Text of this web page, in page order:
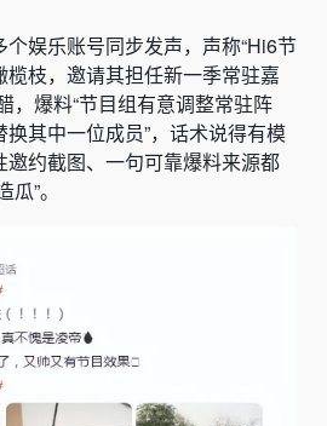
娱乐账号同步发声，声称“Hi6节
榄枝，邀请其担任新一季常驻嘉
，爆料“节目组有意调整常驻阵
其中一位成员”，话术说得有模
约截图、一句可靠爆料来源都
”。